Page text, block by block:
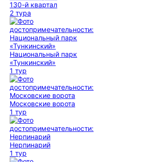
130-й квартал
2 тура
Национальный парк
«Тункинский»
1 тур
Московские ворота
1 тур
Нерпинарий
1 тур